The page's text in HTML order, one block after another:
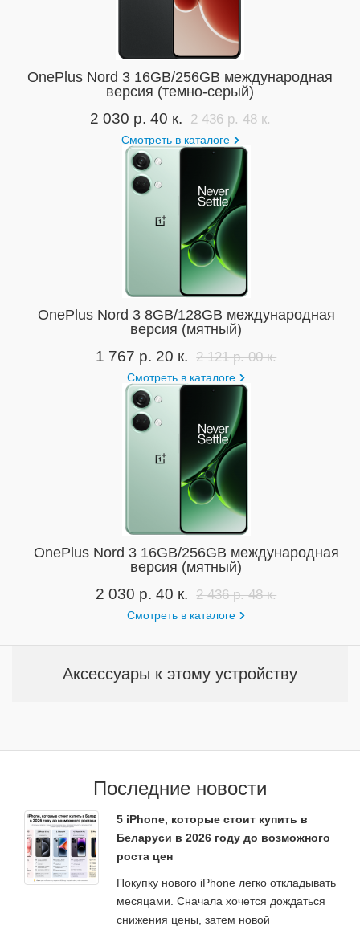
OnePlus Nord 3 16GB/256GB международная
версия (темно-серый)
2 030 р. 40 к. 2 436 р. 48 к.
Смотреть в каталоге
OnePlus Nord 3 8GB/128GB международная
версия (мятный)
1 767 р. 20 к. 2 121 р. 00 к.
Смотреть в каталоге
OnePlus Nord 3 16GB/256GB международная
версия (мятный)
2 030 р. 40 к. 2 436 р. 48 к.
Смотреть в каталоге
Аксессуары к этому устройству
Последние новости
5 iPhone, которые стоит купить в
Беларуси в 2026 году до возможного
роста цен
Покупку нового iPhone легко откладывать
месяцами. Сначала хочется дождаться
снижения цены, затем новой